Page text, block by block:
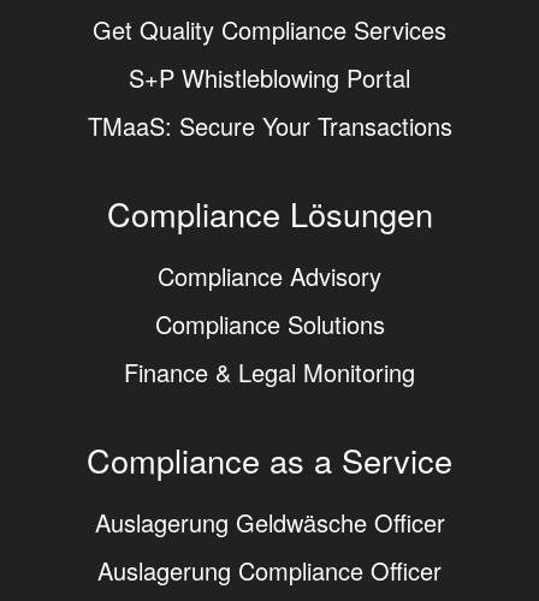
Get Quality Compliance Services
S+P Whistleblowing Portal
TMaaS: Secure Your Transactions
Compliance Lösungen
Compliance Advisory
Compliance Solutions
Finance & Legal Monitoring
Compliance as a Service
Auslagerung Geldwäsche Officer
Auslagerung Compliance Officer